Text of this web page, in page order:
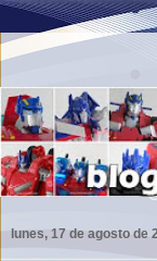
lunes, 17 de agosto de